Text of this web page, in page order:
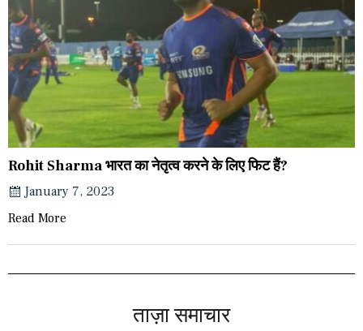
Rohit Sharma भारत का नेतृत्व करने के लिए फिट हैं?
January 7, 2023
Read More
ताज़ा समाचार